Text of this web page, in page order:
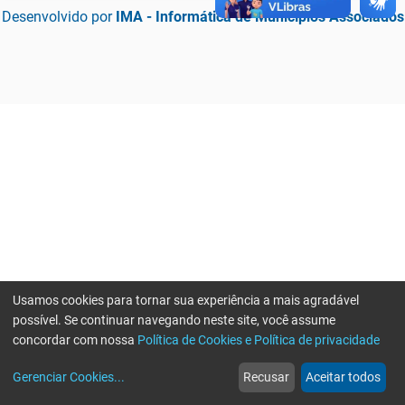
Desenvolvido por IMA - Informática de Municípios Associados
web
Notícias
more_horiz
Mais
Usamos cookies para tornar sua experiência a mais agradável
possível. Se continuar navegando neste site, você assume
concordar com nossa Política de Cookies e Política de privacidade
Gerenciar Cookies... Recusar Aceitar todos
Erro ao enviar informações, por favor tente novamente